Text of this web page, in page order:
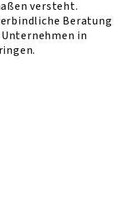
versteht.
Beratung
in